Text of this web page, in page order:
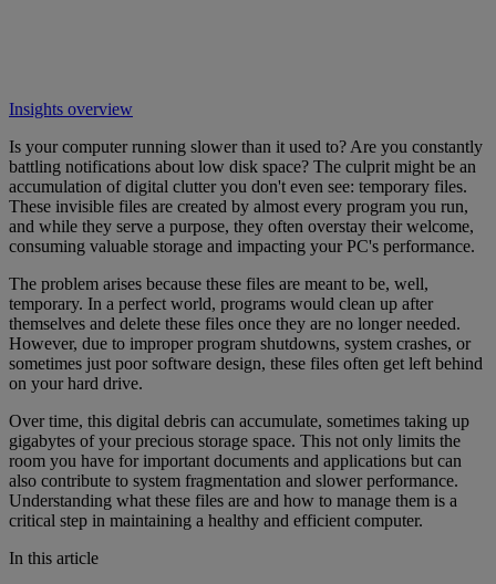
Insights overview
Is your computer running slower than it used to? Are you constantly
battling notifications about low disk space? The culprit might be an
accumulation of digital clutter you don't even see: temporary files.
These invisible files are created by almost every program you run,
and while they serve a purpose, they often overstay their welcome,
consuming valuable storage and impacting your PC's performance.
The problem arises because these files are meant to be, well,
temporary. In a perfect world, programs would clean up after
themselves and delete these files once they are no longer needed.
However, due to improper program shutdowns, system crashes, or
sometimes just poor software design, these files often get left behind
on your hard drive.
Over time, this digital debris can accumulate, sometimes taking up
gigabytes of your precious storage space. This not only limits the
room you have for important documents and applications but can
also contribute to system fragmentation and slower performance.
Understanding what these files are and how to manage them is a
critical step in maintaining a healthy and efficient computer.
In this article